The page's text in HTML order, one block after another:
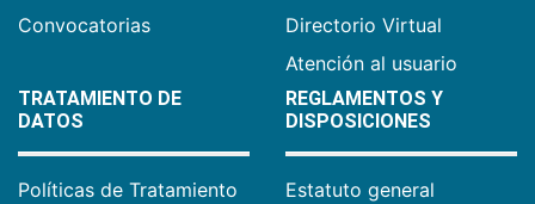
Convocatorias
Directorio Virtual
Atención al usuario
TRATAMIENTO DE
DATOS
Políticas de Tratamiento
REGLAMENTOS Y
DISPOSICIONES
Estatuto general